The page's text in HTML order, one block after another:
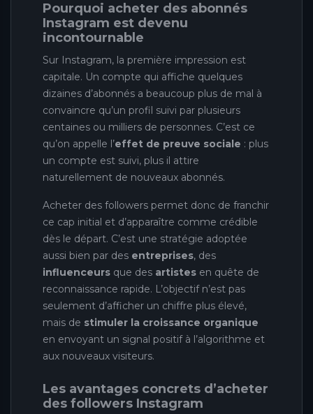
Pourquoi acheter des abonnés
Instagram est devenu
incontournable
Sur Instagram, la première impression est
capitale. Un compte qui affiche quelques
dizaines d’abonnés a beaucoup plus de mal à
convaincre qu’un profil suivi par plusieurs
centaines ou milliers de personnes. C’est ce
qu’on appelle l’effet de preuve sociale : plus
un compte est suivi, plus il attire
naturellement de nouveaux abonnés.
Acheter des followers permet donc de franchir
ce cap initial et d’apparaître comme crédible
dès le départ. C’est une stratégie adoptée
aussi bien par des entreprises, des
influenceurs que des artistes en quête de
reconnaissance rapide. L’objectif n’est pas
seulement d’afficher un chiffre plus élevé,
mais de stimuler la croissance organique
en envoyant un signal positif à l’algorithme et
aux nouveaux visiteurs.
Les avantages concrets d’acheter
des followers Instagram